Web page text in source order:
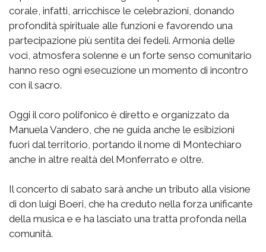
corale, infatti, arricchisce le celebrazioni, donando
profondità spirituale alle funzioni e favorendo una
partecipazione più sentita dei fedeli. Armonia delle
voci, atmosfera solenne e un forte senso comunitario
hanno reso ogni esecuzione un momento di incontro
con il sacro.
Oggi il coro polifonico è diretto e organizzato da
Manuela Vandero, che ne guida anche le esibizioni
fuori dal territorio, portando il nome di Montechiaro
anche in altre realtà del Monferrato e oltre.
Il concerto di sabato sarà anche un tributo alla visione
di don luigi Boeri, che ha creduto nella forza unificante
della musica e e ha lasciato una tratta profonda nella
comunità.